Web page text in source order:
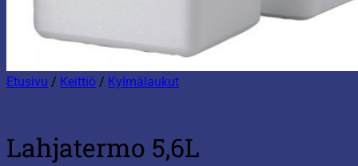
Etusivu / Keittiö / Kylmälaukut
Lahjatermo 5,6L